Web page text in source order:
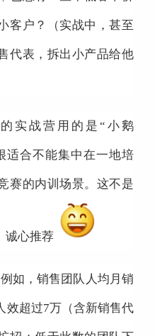
客户？（实战中，甚至
代表，拆出小产品给他
实战营用的是“小鹅
适合不能集中在一地培
赛的内训场景。这不是
诚心推荐
如，销售团队人均月销
效超过7万（含新销售代